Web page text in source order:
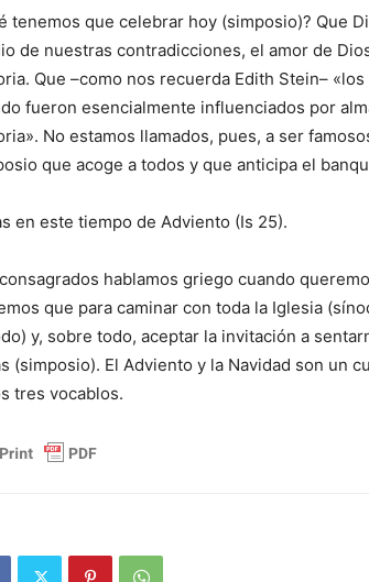
tenemos que celebrar hoy (simposio)? Que
de nuestras contradicciones, el amor de
Que –como nos recuerda Edith Stein–
fueron esencialmente influenciados por
No estamos llamados, pues, a ser
que acoge a todos y que anticipa el
en este tiempo de Adviento (Is 25).
hablamos griego cuando
que para caminar con toda la Iglesia
y, sobre todo, aceptar la invitación a
(simposio). El Adviento y la Navidad son un
tres vocablos.